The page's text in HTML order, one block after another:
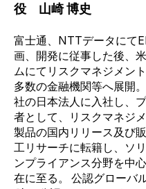
役 山崎 博史
富士通、NTTデータにて
画、開発に従事した後、
ムにてリスクマネジメン
多数の金融機関等へ展開
社の日本法人に入社し、
者として、リスクマネジ
製品の国内リリース及び
工リサーチに転籍し、ソ
ンプライアンス分野を中
在に至る。
公認グローバ